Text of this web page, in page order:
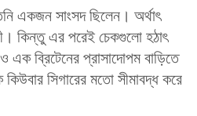
একজন সাংসদ ছিলেন। অর্থাৎ
কিন্তু এর পরেই চেকগুলো হঠাৎ
ব্রিটেনের প্রাসাদোপম বাড়িতে
সিগারের মতো সীমাবদ্ধ করে